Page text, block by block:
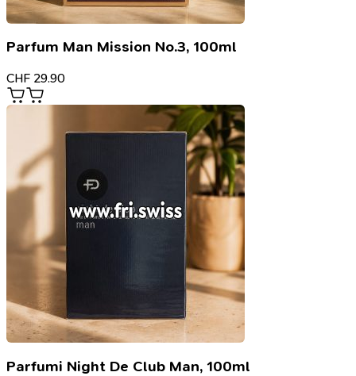
Parfum Man Mission No.3, 100ml
CHF 29.90
Parfumi Night De Club Man, 100ml